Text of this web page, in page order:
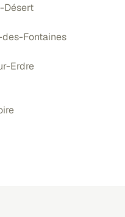
Désert
Fontaines
Erdre